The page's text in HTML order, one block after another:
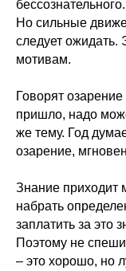
бессознательного.
Но сильные
следует ожидать.
мотивам.
Говорят
пришло, надо
же тему. Год
озарение,
Знание приходит
набрать
заплатить за это
Поэтому не
– это хорошо, но